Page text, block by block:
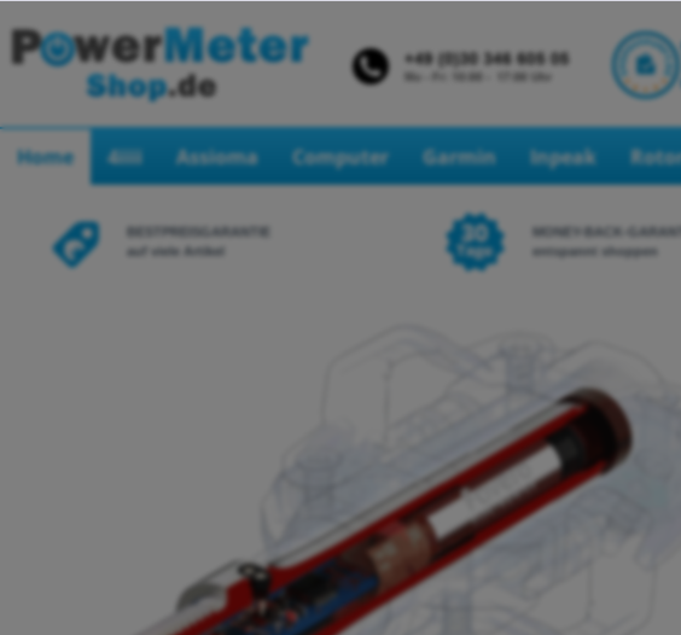
Home 4iiii Assioma Computer Garmin Inpeak
BESTPREISGARANTIE
auf viele Artikel
MONEY-BACK-
entspannt shoppen